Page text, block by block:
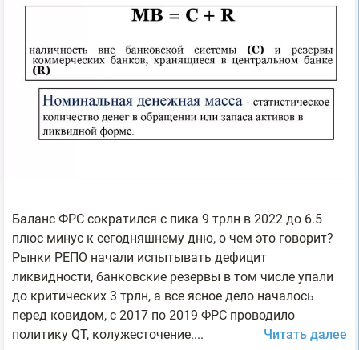
Баланс ФРС сократился с пика 9 трлн в 2022 до 6.5
плюс минус к сегодняшнему дню, о чем это говорит?
Рынки РЕПО начали испытывать дефицит
ликвидности, банковские резервы в том числе упали
до критических 3 трлн, а все ясное дело началось
перед ковидом, с 2017 по 2019 ФРС проводило
политику QT, колужесточение....
Читать далее